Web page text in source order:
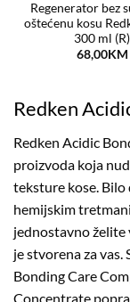
Regenerator bez
oštećenu kosu
300 ml (R)
68,00KM
Redken
Redken Acidic
proizvoda koja
teksture kose. Bilo
hemijskim
jednostavno želite
je stvorena za
Bonding Care
Concentrate